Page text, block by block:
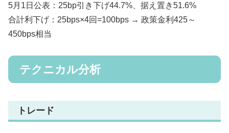
5月1日公表：25bp引き下げ44.7%、据え置き51.6%
合計利下げ：25bps×4回=100bps → 政策金利425～
450bps相当
テクニカル分析
トレード